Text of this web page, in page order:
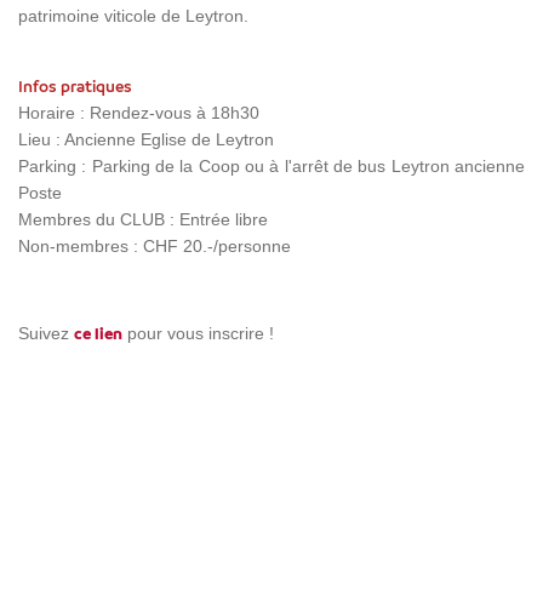
patrimoine viticole de Leytron.
Infos pratiques
Horaire : Rendez-vous à 18h30
Lieu : Ancienne Eglise de Leytron
Parking : Parking de la Coop ou à l'arrêt de bus Leytron ancienne
Poste
Membres du CLUB : Entrée libre
Non-membres : CHF 20.-/personne
Suivez ce lien pour vous inscrire !